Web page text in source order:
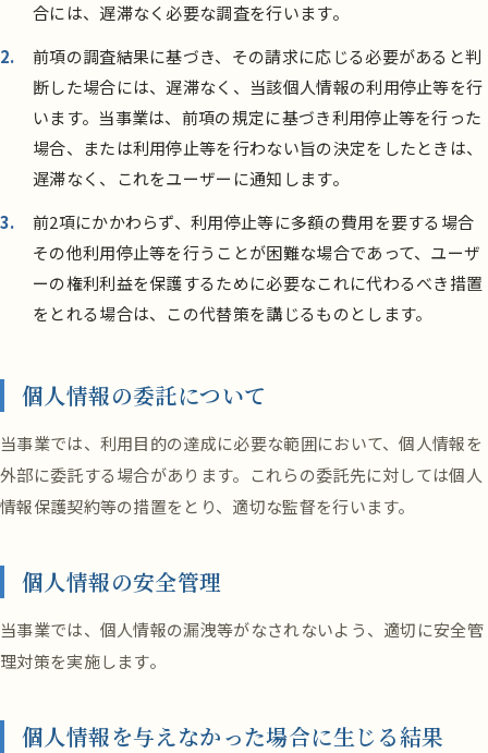
合には、遅滞なく必要な調査を行います。
前項の調査結果に基づき、その請求に応じる必要があると判
断した場合には、遅滞なく、当該個人情報の利用停止等を行
います。当事業は、前項の規定に基づき利用停止等を行った
場合、または利用停止等を行わない旨の決定をしたときは、
遅滞なく、これをユーザーに通知します。
前2項にかかわらず、利用停止等に多額の費用を要する場合
その他利用停止等を行うことが困難な場合であって、ユーザ
ーの権利利益を保護するために必要なこれに代わるべき措置
をとれる場合は、この代替策を講じるものとします。
個人情報の委託について
当事業では、利用目的の達成に必要な範囲において、個人情報を
外部に委託する場合があります。これらの委託先に対しては個人
情報保護契約等の措置をとり、適切な監督を行います。
個人情報の安全管理
当事業では、個人情報の漏洩等がなされないよう、適切に安全管
理対策を実施します。
個人情報を与えなかった場合に生じる結果